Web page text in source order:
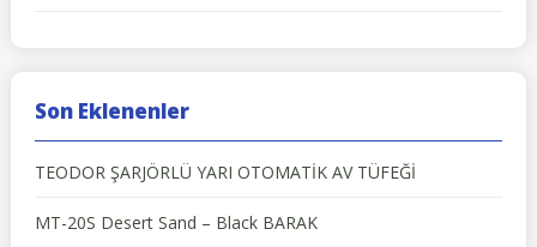
Son Eklenenler
TEODOR ŞARJÖRLÜ YARI OTOMATİK AV TÜFEĞİ
MT-20S Desert Sand – Black BARAK